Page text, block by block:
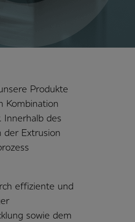
Produkte
Kombination
Innerhalb des
der Extrusion
effiziente und
sowie dem